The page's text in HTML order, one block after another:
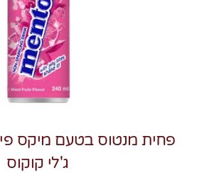
פחית מנטוס בטעם מיקס
ג'לי קוקוס